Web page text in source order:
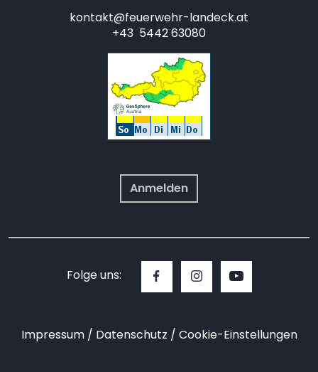
kontakt@feuerwehr-landeck.at
+43 5442 63080
Anmelden
Folge uns:
Impressum Datenschutz Cookie-Einstellungen